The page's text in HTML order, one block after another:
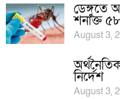
ডেঙ্গুতে
শনাক্ত
August 3,
নির্দেশ
August 3,